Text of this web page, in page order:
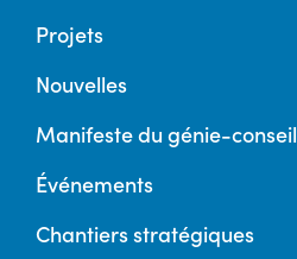
Projets
Nouvelles
Manifeste du génie-conseil
Événements
Chantiers stratégiques